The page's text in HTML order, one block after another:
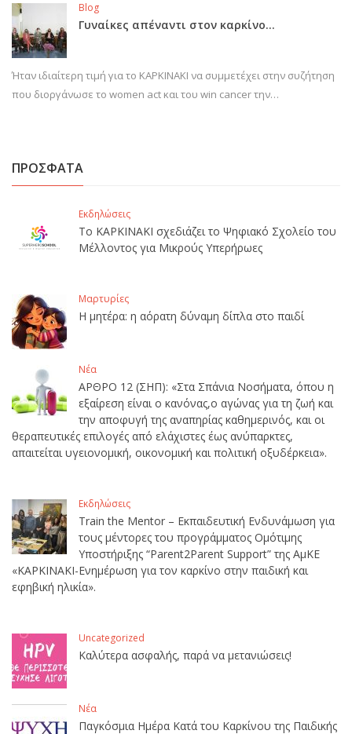
Blog
Γυναίκες απέναντι στον καρκίνο…
Ήταν ιδιαίτερη τιμή για το ΚΑΡΚΙΝΑΚΙ να συμμετέχει στην συζήτηση
που διοργάνωσε το women act και του win cancer την…
ΠΡΟΣΦΑΤΑ
Εκδηλώσεις
Το ΚΑΡΚΙΝΑΚΙ σχεδιάζει το Ψηφιακό Σχολείο του
Μέλλοντος για Μικρούς Υπερήρωες
Μαρτυρίες
Η μητέρα: η αόρατη δύναμη δίπλα στο παιδί
Νέα
ΑΡΘΡΟ 12 (ΣΗΠ): «Στα Σπάνια Νοσήματα, όπου η
εξαίρεση είναι ο κανόνας,ο αγώνας για τη ζωή και
την αποφυγή της αναπηρίας καθημερινός, και οι
θεραπευτικές επιλογές από ελάχιστες έως ανύπαρκτες,
απαιτείται υγειονομική, οικονομική και πολιτική οξυδέρκεια».
Εκδηλώσεις
Train the Mentor – Εκπαιδευτική Ενδυνάμωση για
τους μέντορες του προγράμματος Ομότιμης
Υποστήριξης “Parent2Parent Support” της ΑμΚΕ
«ΚΑΡΚΙΝΑΚΙ-Ενημέρωση για τον καρκίνο στην παιδική και
εφηβική ηλικία».
Uncategorized
Καλύτερα ασφαλής, παρά να μετανιώσεις!
Νέα
Παγκόσμια Ημέρα Κατά του Καρκίνου της Παιδικής